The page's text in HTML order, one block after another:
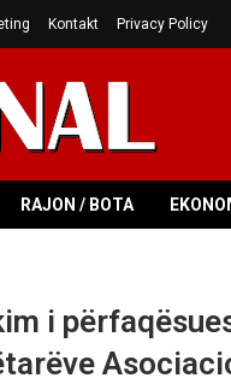
Kontakt Privacy Policy
RAJON / BOTA
i